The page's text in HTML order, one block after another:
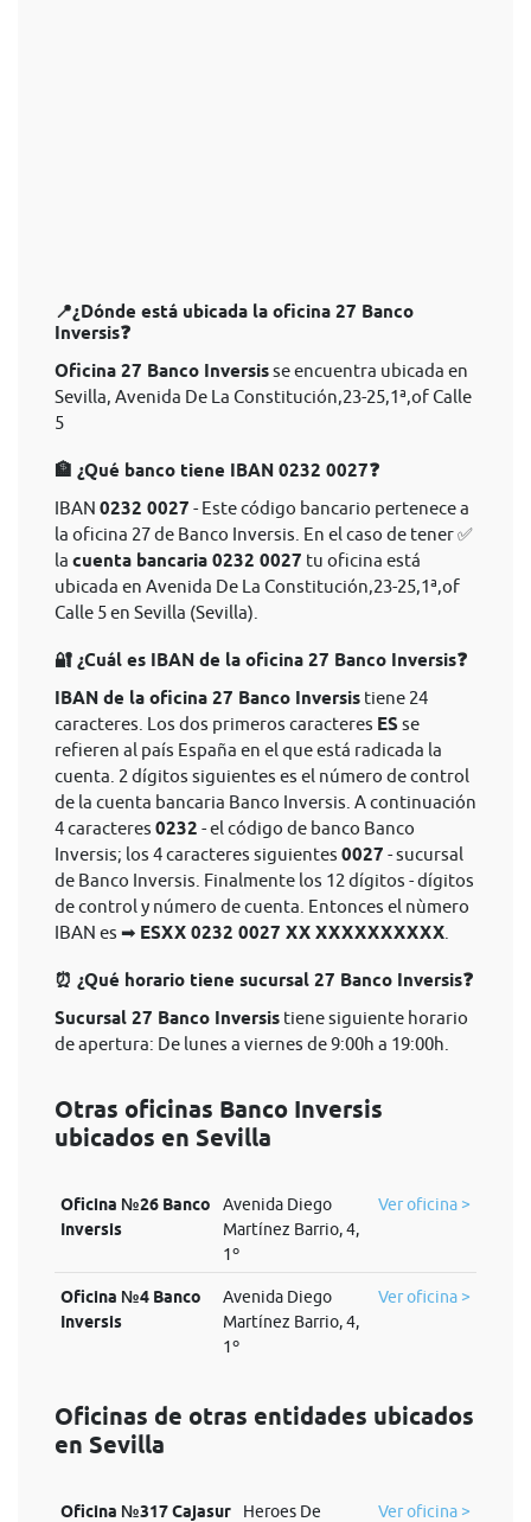
📍¿Dónde está ubicada la oficina 27 Banco
Inversis❓
Oficina 27 Banco Inversisse encuentra ubicada en
Sevilla, Avenida De La Constitución,23-25,1ª,of Calle
5
🏦 ¿Qué banco tiene IBAN 0232 0027❓
IBAN 0232 0027 - Este código bancario pertenece a
la oficina 27 de Banco Inversis. En el caso de tener ✅
la cuenta bancaria 0232 0027 tu oficina está
ubicada en Avenida De La Constitución,23-25,1ª,of
Calle 5 en Sevilla (Sevilla).
🔐 ¿Cuál es IBAN de la oficina 27 Banco Inversis❓
IBAN de la oficina 27 Banco Inversis tiene 24
caracteres. Los dos primeros caracteres ES se
refieren al país España en el que está radicada la
cuenta. 2 dígitos siguientes es el número de control
de la cuenta bancaria Banco Inversis. A continuación
4 caracteres 0232 - el código de banco Banco
Inversis; los 4 caracteres siguientes 0027 - sucursal
de Banco Inversis. Finalmente los 12 dígitos - dígitos
de control y número de cuenta. Entonces el nùmero
IBAN es ➡ ESXX 0232 0027 XX XXXXXXXXXX
⏰ ¿Qué horario tiene sucursal 27 Banco Inversis❓
Sucursal 27 Banco Inversis tiene siguiente horario
de apertura: De lunes a viernes de 9:00h a 19:00h.
Otras oficinas Banco Inversis
ubicados en Sevilla
Oficina №26 Banco
Inversis
Avenida Diego
Martínez Barrio, 4,
1º
Ver oficina >
Oficina №4 Banco
Inversis
Avenida Diego
Martínez Barrio, 4,
1º
Ver oficina >
Oficinas de otras entidades ubicados
en Sevilla
Oficina №317 Cajasur
Heroes De
Ver oficina >